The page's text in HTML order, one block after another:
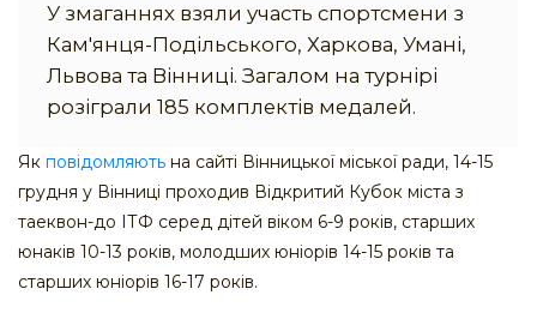
У змаганнях взяли участь спортсмени з
Кам'янця-Подільського, Харкова, Умані,
Львова та Вінниці. Загалом на турнірі
розіграли 185 комплектів медалей.
Як повідомляють на сайті Вінницької міської ради, 14-15
грудня у Вінниці проходив Відкритий Кубок міста з
таеквон-до ІТФ серед дітей віком 6-9 років, старших
юнаків 10-13 років, молодших юніорів 14-15 років та
старших юніорів 16-17 років.